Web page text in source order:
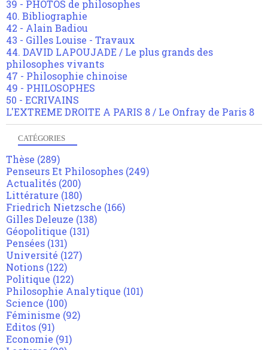
39 - PHOTOS de philosophes
40. Bibliographie
42 - Alain Badiou
43 - Gilles Louise - Travaux
44. DAVID LAPOUJADE / Le plus grands des
philosophes vivants
47 - Philosophie chinoise
49 - PHILOSOPHES
50 - ECRIVAINS
L'EXTREME DROITE A PARIS 8 / Le Onfray de Paris 8
CATÉGORIES
Thèse (289)
Penseurs Et Philosophes (249)
Actualités (200)
Littérature (180)
Friedrich Nietzsche (166)
Gilles Deleuze (138)
Géopolitique (131)
Pensées (131)
Université (127)
Notions (122)
Politique (122)
Philosophie Analytique (101)
Science (100)
Féminisme (92)
Editos (91)
Economie (91)